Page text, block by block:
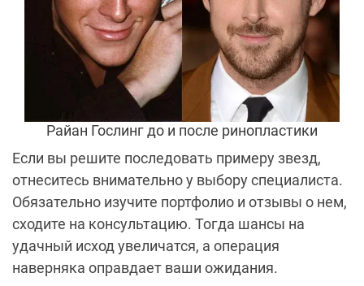
Райан Гослинг до и после ринопластики
Если вы решите последовать примеру звезд,
отнеситесь внимательно у выбору специалиста.
Обязательно изучите портфолио и отзывы о нем,
сходите на консультацию. Тогда шансы на
удачный исход увеличатся, а операция
наверняка оправдает ваши ожидания.